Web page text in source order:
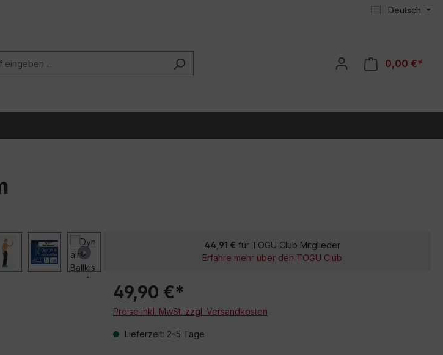
Deutsch
0,00 €*
44,91 € für TOGU Club Mitglieder
Erfahre mehr über den TOGU Club
49,90 €*
Preise inkl. MwSt. zzgl. Versandkosten
Lieferzeit: 2-5 Tage